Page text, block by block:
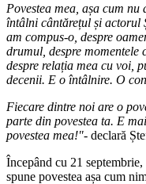
Povestea mea, așa cum
întâlni cântărețul și actorul
am compus-o, despre
drumul, despre momentele
despre relația mea cu voi,
decenii. E o întâlnire. O
Fiecare dintre noi are o
parte din povestea ta. E
povestea mea!"- declară
Începând cu 21
spune povestea așa cum